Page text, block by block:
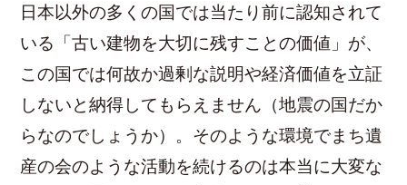
日本以外の多くの国では当たり前に認知されて
いる「古い建物を大切に残すことの価値」が、
この国では何故か過剰な説明や経済価値を立証
しないと納得してもらえません（地震の国だか
らなのでしょうか）。そのような環境でまち遺
産の会のような活動を続けるのは本当に大変な